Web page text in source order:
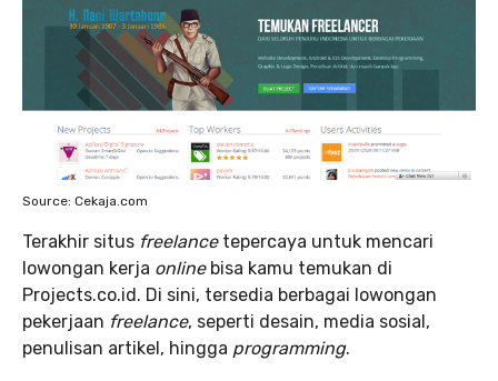
Source: Cekaja.com
Terakhir situs freelance tepercaya untuk mencari
lowongan kerja online bisa kamu temukan di
Projects.co.id. Di sini, tersedia berbagai lowongan
pekerjaan freelance, seperti desain, media sosial,
penulisan artikel, hingga programming.